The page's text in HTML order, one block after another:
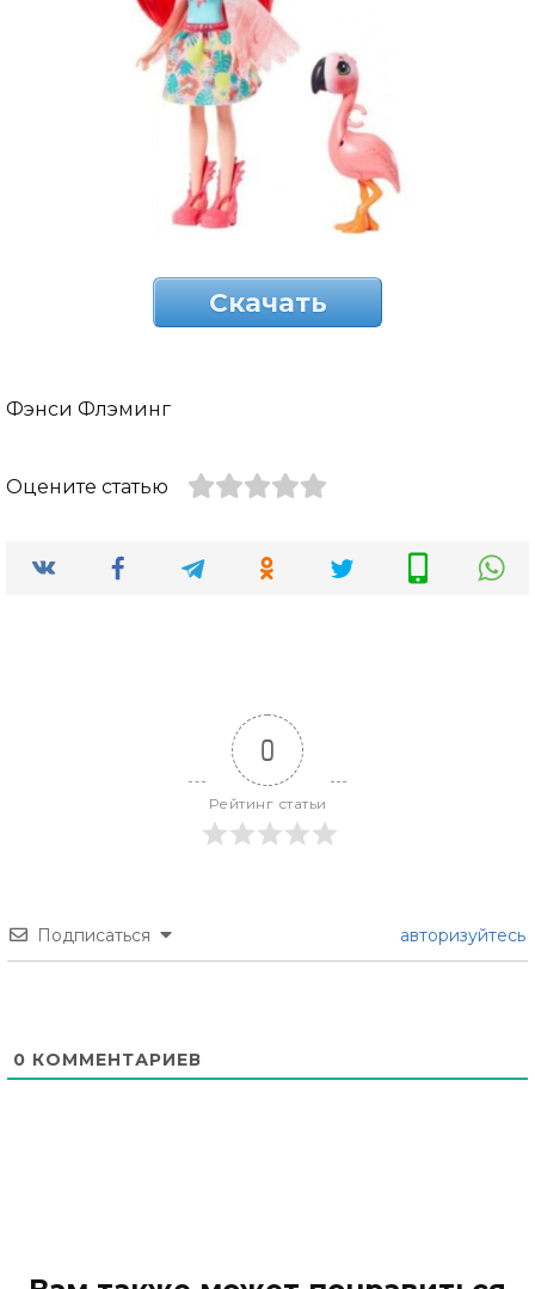
Скачать
Фэнси Флэминг
Оцените статью
0
Рейтинг статьи
Подписаться авторизуйтесь
0 КОММЕНТАРИЕВ